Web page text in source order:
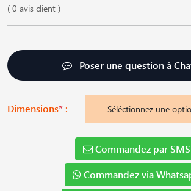
( 0 avis client )
Poser une question à
Dimensions* :
Commandez par SMS
Commandez via